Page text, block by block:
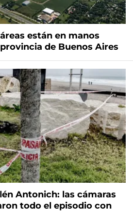
están en manos
de Buenos Aires
Antonich: las cámaras
todo el episodio con